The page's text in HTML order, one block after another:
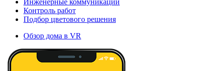
Инженерные коммуникации
Контроль работ
Подбор цветового решения
Обзор дома в VR